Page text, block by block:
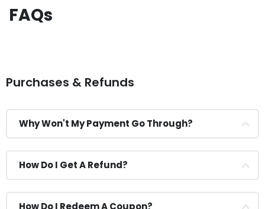
FAQs
Purchases & Refunds
Why Won't My Payment Go Through?
How Do I Get A Refund?
How Do I Redeem A Coupon?